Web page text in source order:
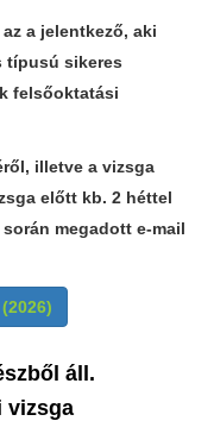
a jelentkező, aki
típusú sikeres
felsőoktatási
illetve a vizsga
előtt kb. 2 héttel
megadott e-mail
áll.
vizsga